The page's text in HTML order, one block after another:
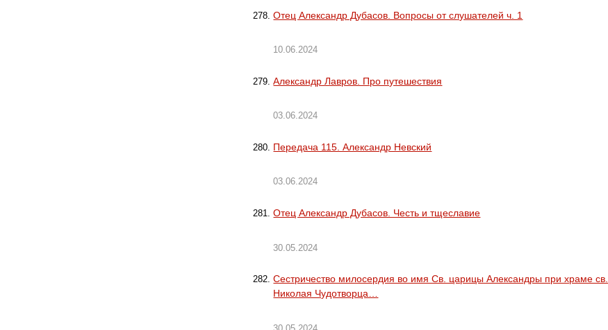
Отец Александр Дубасов. Вопросы от слушателей ч. 1
10.06.2024
Александр Лавров. Про путешествия
03.06.2024
Передача 115. Александр Невский
03.06.2024
Отец Александр Дубасов. Честь и тщеславие
30.05.2024
Сестричество милосердия во имя Св. царицы Александры при храме св.
Николая Чудотворца…